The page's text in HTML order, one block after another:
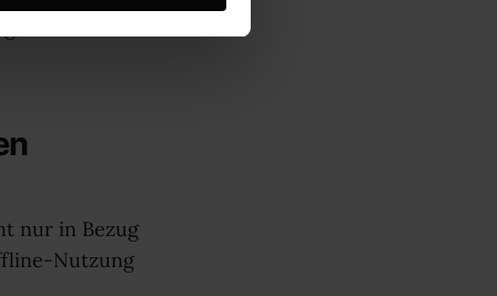
nur in Bezug
Nutzung